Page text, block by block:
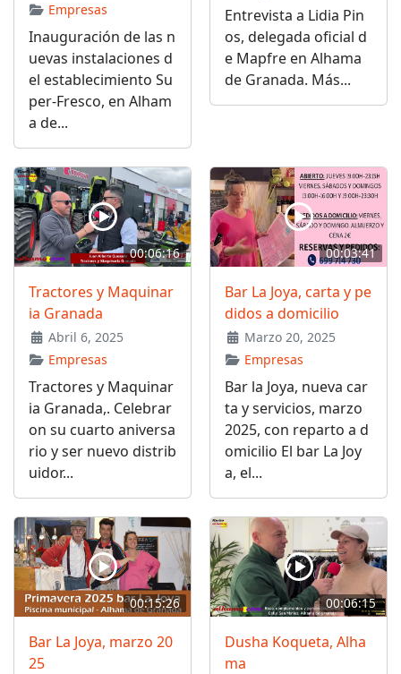
Empresas
Inauguración de las n
uevas instalaciones d
el establecimiento Su
per-Fresco, en Alham
a de...
Entrevista a Lidia Pin
os, delegada oficial d
e Mapfre en Alhama
de Granada. Más...
00:06:16
Tractores y Maquinar
ia Granada
Abril 6, 2025
Empresas
Tractores y Maquinar
ia Granada,. Celebrar
on su cuarto aniversa
rio y ser nuevo distrib
uidor...
00:03:41
Bar La Joya, carta y pe
didos a domicilio
Marzo 20, 2025
Empresas
Bar la Joya, nueva car
ta y servicios, marzo
2025, con reparto a d
omicilio El bar La Joy
a, el...
00:15:26
Bar La Joya, marzo 20
25
00:06:15
Dusha Koqueta, Alha
ma